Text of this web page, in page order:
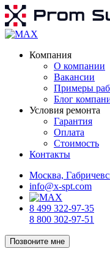
Компания
О компании
Вакансии
Примеры
Блог
Условия ремонта
Гарантия
Оплата
Стоимость
Контакты
Москва,
info@x-spt.com
8 499 322-97-35
8 800 302-97-51
Позвоните мне